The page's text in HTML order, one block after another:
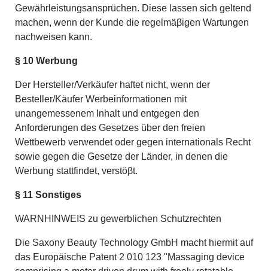
Gewährleistungsansprüchen. Diese lassen sich geltend
machen, wenn der Kunde die regelmäβigen Wartungen
nachweisen kann.
§ 10 Werbung
Der Hersteller/Verkäufer haftet nicht, wenn der
Besteller/Käufer Werbeinformationen mit
unangemessenem Inhalt und entgegen den
Anforderungen des Gesetzes über den freien
Wettbewerb verwendet oder gegen internationals Recht
sowie gegen die Gesetze der Länder, in denen die
Werbung stattfindet, verstöβt.
§ 11 Sonstiges
WARNHINWEIS zu gewerblichen Schutzrechten
Die Saxony Beauty Technology GmbH macht hiermit auf
das Europäische Patent 2 010 123 "Massaging device